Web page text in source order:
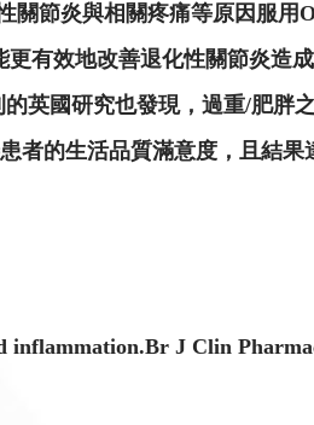
關節炎與相關疼痛等原因服
有效地改善退化性關節炎
英國研究也發現，過重/肥
者的生活品質滿意度，且結果
inflammation.Br J Clin